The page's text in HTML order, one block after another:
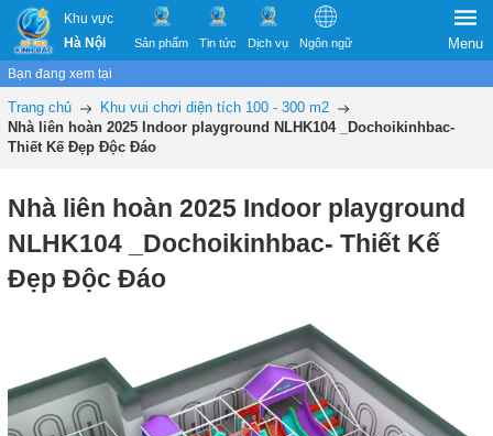
Khu vực
Hà Nội
Sản phẩm Tin tức Dịch vụ Ngôn ngữ Menu
Bạn đang xem tại
Trang chủ
Khu vui chơi diện tích 100 - 300 m2
Nhà liên hoàn 2025 Indoor playground NLHK104 _Dochoikinhbac-
Thiết Kế Đẹp Độc Đáo
Nhà liên hoàn 2025 Indoor playground
NLHK104 _Dochoikinhbac- Thiết Kế
Đẹp Độc Đáo